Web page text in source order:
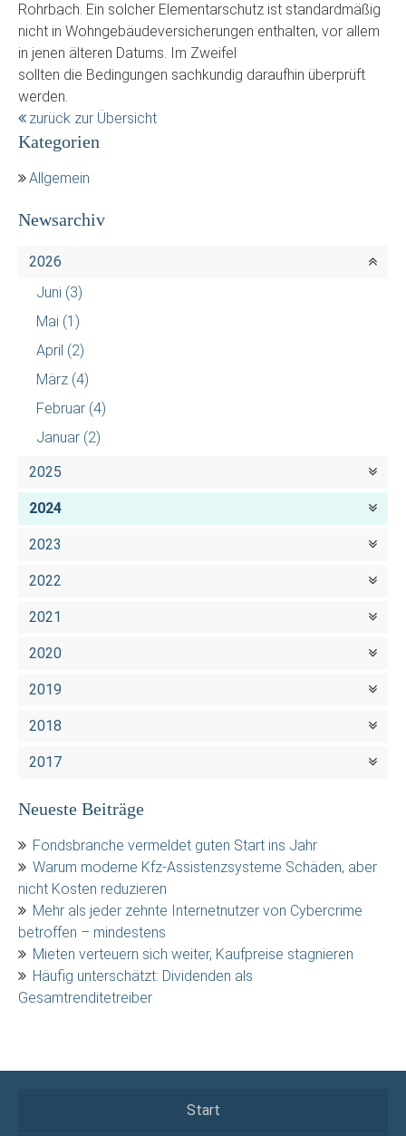
Rohrbach. Ein solcher Elementarschutz ist standardmäßig
nicht in Wohngebäudeversicherungen enthalten, vor allem
in jenen älteren Datums. Im Zweifel
sollten die Bedingungen sachkundig daraufhin überprüft
werden.
zurück zur Übersicht
Kategorien
Allgemein
Newsarchiv
2026
Juni (3)
Mai (1)
April (2)
März (4)
Februar (4)
Januar (2)
2025
2024
2023
2022
2021
2020
2019
2018
2017
Neueste Beiträge
Fondsbranche vermeldet guten Start ins Jahr
Warum moderne Kfz-Assistenzsysteme Schäden, aber
nicht Kosten reduzieren
Mehr als jeder zehnte Internetnutzer von Cybercrime
betroffen – mindestens
Mieten verteuern sich weiter, Kaufpreise stagnieren
Häufig unterschätzt: Dividenden als
Gesamtrenditetreiber
Start